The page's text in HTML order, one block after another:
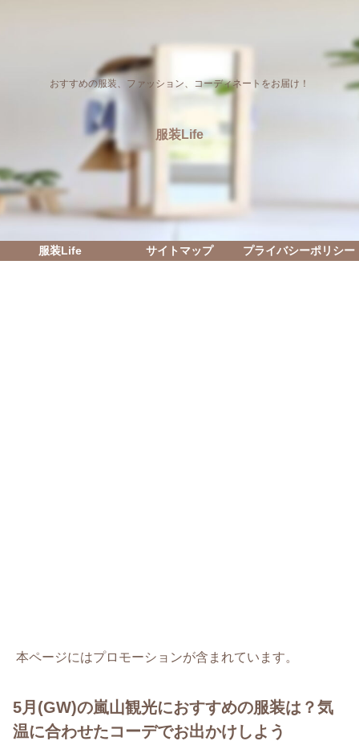
おすすめの服装、ファッション、コーディネートをお届け！
服装Life
服装Life サイトマップ プライバシーポリシー
本ページにはプロモーションが含まれています。
5月(GW)の嵐山観光におすすめの服装は？気
温に合わせたコーデでお出かけしよう